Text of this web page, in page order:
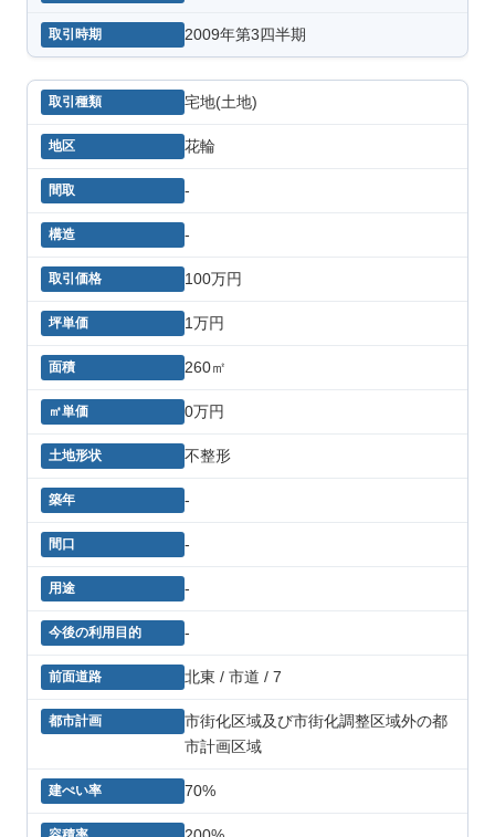
2009年第3四半期
宅地(土地)
花輪
-
-
100万円
1万円
260㎡
0万円
不整形
-
-
-
-
北東 / 市道 / 7
市街化区域及び市街化調整区域外の都
市計画区域
70%